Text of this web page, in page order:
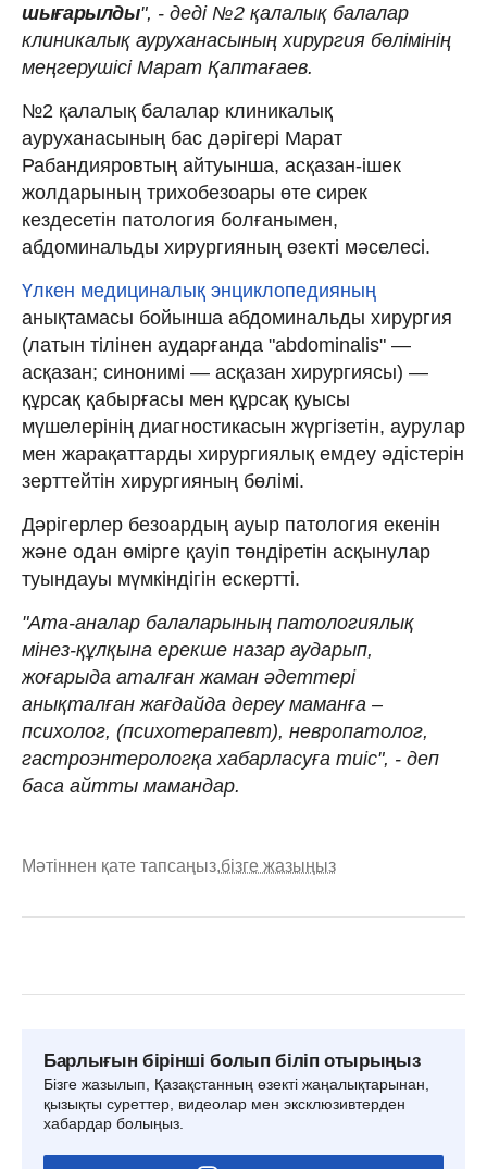
шығарылды", - деді №2 қалалық балалар
клиникалық ауруханасының хирургия бөлімінің
меңгерушісі Марат Қаптағаев.
№2 қалалық балалар клиникалық
ауруханасының бас дәрігері Марат
Рабандияровтың айтуынша, асқазан-ішек
жолдарының трихобезоары өте сирек
кездесетін патология болғанымен,
абдоминальды хирургияның өзекті мәселесі.
Үлкен медициналық энциклопедияның
анықтамасы бойынша абдоминальды хирургия
(латын тілінен аударғанда "abdominalis" —
асқазан; синонимі — асқазан хирургиясы) —
құрсақ қабырғасы мен құрсақ қуысы
мүшелерінің диагностикасын жүргізетін, аурулар
мен жарақаттарды хирургиялық емдеу әдістерін
зерттейтін хирургияның бөлімі.
Дәрігерлер безоардың ауыр патология екенін
және одан өмірге қауіп төндіретін асқынулар
туындауы мүмкіндігін ескертті.
"Ата-аналар балаларының патологиялық
мінез-құлқына ерекше назар аударып,
жоғарыда аталған жаман әдеттері
анықталған жағдайда дереу маманға –
психолог, (психотерапевт), невропатолог,
гастроэнтерологқа хабарласуға тиіс", - деп
баса айтты мамандар.
Мәтіннен қате тапсаңыз,бізге жазыңыз
Барлығын бірінші болып біліп отырыңыз
Бізге жазылып, Қазақстанның өзекті жаңалықтарынан,
қызықты суреттер, видеолар мен эксклюзивтерден
хабардар болыңыз.